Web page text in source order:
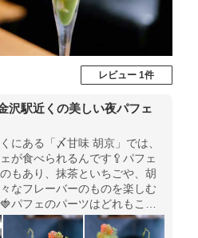
レビュー 1件
沢駅近くの美しい夜パフェ
にある「〆甘味 胡京」では、
が食べられるんです🥄パフェ
もあり、抹茶といちごや、胡
なフレーバーのものを楽しむ
パフェのパーツはどれもこだ
度の高いパフェです✨大きさ
よいサイズなのでまさに〆パ